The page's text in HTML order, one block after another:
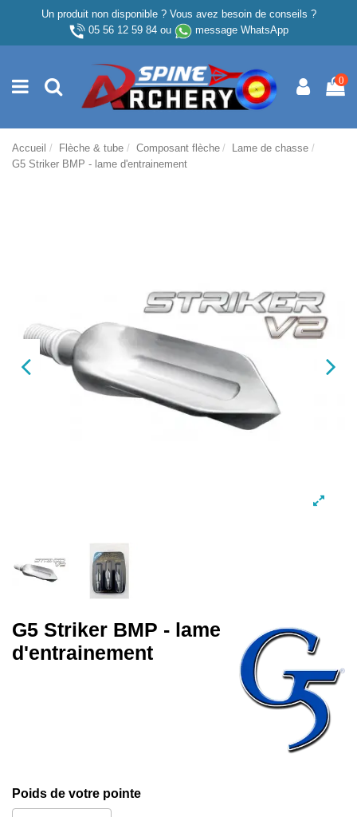
Un produit non disponible ? Vous avez besoin de conseils ?
05 56 12 59 84ou message WhatsApp
0
Accueil Flèche & tube Composant flèche
Lame de chasse
G5 Striker BMP - lame d'entrainement
G5 Striker BMP - lame
d'entrainement
Poids de votre pointe